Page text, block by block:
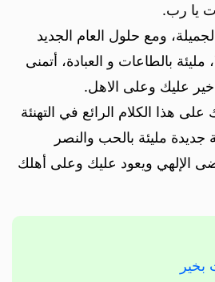
يا رب.
ومع حلول العام الجديد
بالطاعات و العبادة، أتمنى
عليك وعلى الاهل.
على هذا الكلام الرائع في التهنئة
جديدة مليئة بالحب والنصر
الإلهي ويعود عليك وعلى أهلك